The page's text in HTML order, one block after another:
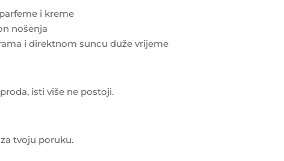
i kreme
nošenja
i direktnom suncu duže vrijeme
isti više ne postoji.
tvoju poruku.